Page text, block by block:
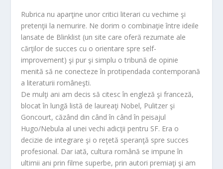
Rubrica nu aparţine unor critici literari cu vechime şi
pretenţii la nemurire. Ne dorim o combinaţie între ideile
lansate de Blinklist (un site care oferă rezumate ale
cărţilor de succes cu o orientare spre self-
improvement) şi pur şi simplu o tribună de opinie
menită să ne conecteze în protipendada contemporană
a literaturii româneşti.
De mulţi ani am decis să citesc în engleză şi franceză,
blocat în lungă listă de laureaţi Nobel, Pulitzer şi
Goncourt, căzând din când în când în peisajul
Hugo/Nebula al unei vechi adicţii pentru SF. Era o
decizie de integrare şi o reţetă speranţă spre succes
profesional. Dar iată, cultura română se impune în
ultimii ani prin filme superbe, prin autori premiaţi şi am